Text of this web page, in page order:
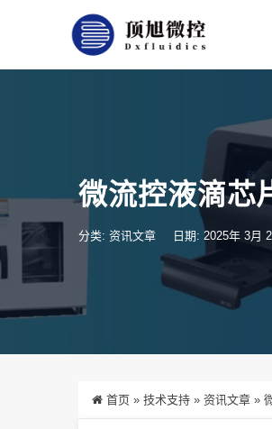
微流控液滴芯
分类: 资讯文章 日期: 2025年 3月
首页 » 技术支持 » 资讯文章 »